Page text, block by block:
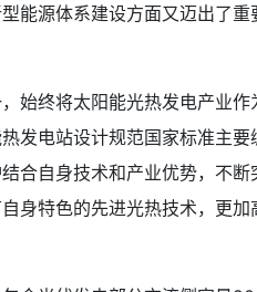
能源体系建设方面又迈出了重
始终将太阳能光热发电产业作
发电站设计规范国家标准主要
合自身技术和产业优势，不断
身特色的先进光热技术，更加